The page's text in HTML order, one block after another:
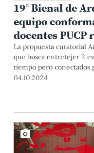
19° Bienal de
equipo
docentes PUCP
La propuesta curatorial
que busca entretejer 2
tiempo pero conectados
inteligencias locales, fue
04.10.2024